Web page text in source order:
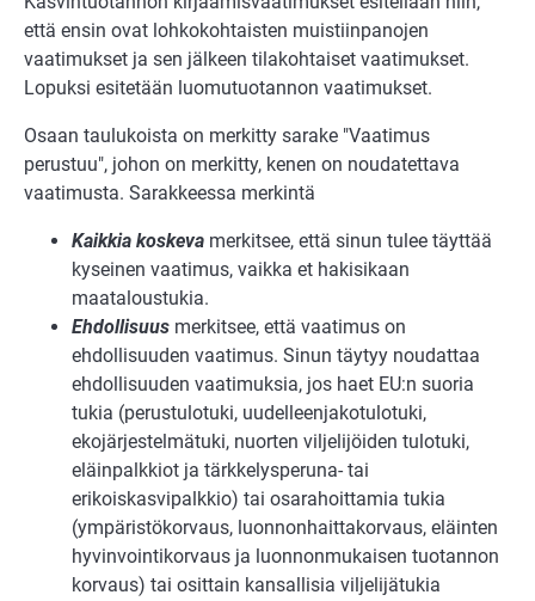
että ensin ovat lohkokohtaisten muistiinpanojen
vaatimukset ja sen jälkeen tilakohtaiset vaatimukset.
Lopuksi esitetään luomutuotannon vaatimukset.
Osaan taulukoista on merkitty sarake "Vaatimus
perustuu", johon on merkitty, kenen on noudatettava
vaatimusta. Sarakkeessa merkintä
Kaikkia koskeva merkitsee, että sinun tulee täyttää
kyseinen vaatimus, vaikka et hakisikaan
maataloustukia.
Ehdollisuus merkitsee, että vaatimus on
ehdollisuuden vaatimus. Sinun täytyy noudattaa
ehdollisuuden vaatimuksia, jos haet EU:n suoria
tukia (perustulotuki, uudelleenjakotulotuki,
ekojärjestelmätuki, nuorten viljelijöiden tulotuki,
eläinpalkkiot ja tärkkelysperuna- tai
erikoiskasvipalkkio) tai osarahoittamia tukia
(ympäristökorvaus, luonnonhaittakorvaus, eläinten
hyvinvointikorvaus ja luonnonmukaisen tuotannon
korvaus) tai osittain kansallisia viljelijätukia